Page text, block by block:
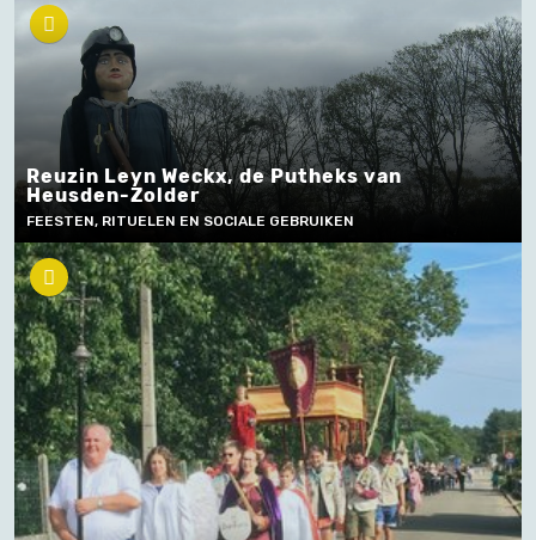
Reuzin Leyn Weckx, de Putheks van
Heusden-Zolder
FEESTEN, RITUELEN EN SOCIALE GEBRUIKEN